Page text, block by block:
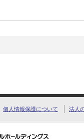
個人情報保護について 法人